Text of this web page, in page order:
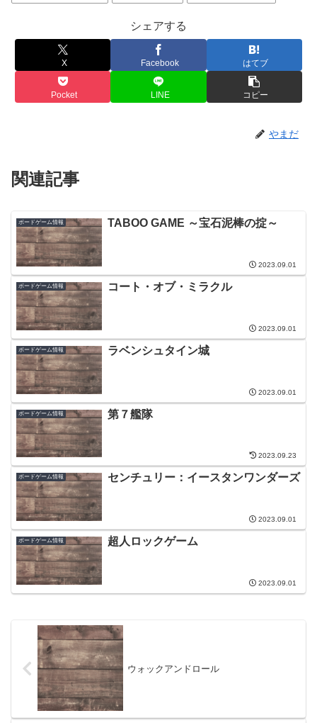
シェアする
X Facebook はてブ
Pocket LINE コピー
やまだ
関連記事
ボードゲーム情報 TABOO GAME ～宝石泥棒の掟～
2023.09.01
ボードゲーム情報 コート・オブ・ミラクル
2023.09.01
ボードゲーム情報 ラベンシュタイン城
2023.09.01
ボードゲーム情報 第７艦隊
2023.09.23
ボードゲーム情報 センチュリー：イースタンワンダーズ
2023.09.01
ボードゲーム情報 超人ロックゲーム
2023.09.01
ウォックアンドロール